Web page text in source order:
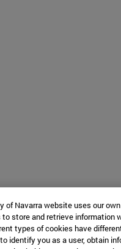
of Navarra website uses our
store and retrieve information
types of cookies have
identify you as a user, obtain